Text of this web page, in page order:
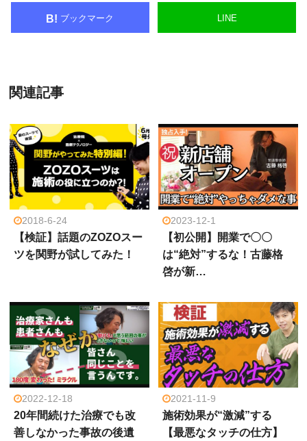
B! ブックマーク LINE
関連記事
2018-6-24
【検証】話題のZOZOスー
ツを関野が試してみた！
2023-12-1
【初公開】開業で〇〇
は“絶対”するな！古藤格
啓が新…
2022-12-18
20年間続けた治療でも改
善しなかった事故の後遺
2021-11-9
施術効果が“激減”する
【最悪なタッチの仕方】